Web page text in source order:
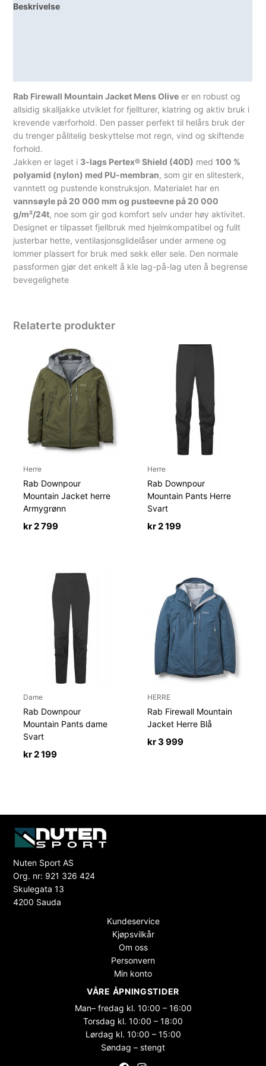
Beskrivelse
Rab Firewall Mountain Jacket Mens Olive er en robust og
allsidig skalljakke utviklet for fjellturer, klatring og aktiv bruk i
krevende værforhold. Den passer perfekt til helårs bruk der
du trenger pålitelig beskyttelse mot regn, vind og skiftende
forhold.
Jakken er laget i 3-lags Pertex® Shield (40D) med100 %
polyamid (nylon) med PU-membran, som gir en slitesterk,
vanntett og pustende konstruksjon. Materialet har en
vannsøyle på 20 000 mm og pusteevne på 20 000
g/m²/24t, noe som gir god komfort selv under høy aktivitet.
Designet er tilpasset fjellbruk med hjelmkompatibel og fullt
justerbar hette, ventilasjonsglidelåser under armene og
lommer plassert for bruk med sekk eller sele. Den normale
passformen gjør det enkelt å kle lag-på-lag uten å begrense
bevegelighete
Relaterte produkter
Herre
Rab Downpour
Mountain Jacket herre
Armygrønn
kr 2 799
Herre
Rab Downpour
Mountain Pants Herre
Svart
kr 2 199
Dame
Rab Downpour
Mountain Pants dame
Svart
kr2 199
HERRE
Rab Firewall Mountain
Jacket Herre Blå
kr3 999
Nuten Sport AS
Org. nr: 921 326 424
Skulegata 13
4200 Sauda
Kundeservice
Kjøpsvilkår
Om oss
Personvern
Min konto
VÅRE ÅPNINGSTIDER
Man– fredag kl. 10:00 – 16:00
Torsdag kl. 10:00 – 18:00
Lørdag kl. 10:00 – 15:00
Søndag – stengt